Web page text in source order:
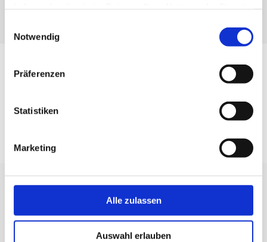
Notwendig
Präferenzen
Statistiken
Marketing
Alle zulassen
Auswahl erlauben
Downloads
DATENBLATT
WIR BERATEN SIE GERNE
KRAHNEN GMBH